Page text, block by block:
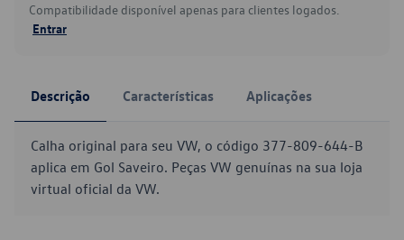
Compatibilidade disponível apenas para clientes logados.
Entrar
Descrição Características Aplicações
Calha original para seu VW, o código 377-809-644-B
aplica em Gol Saveiro. Peças VW genuínas na sua loja
virtual oficial da VW.